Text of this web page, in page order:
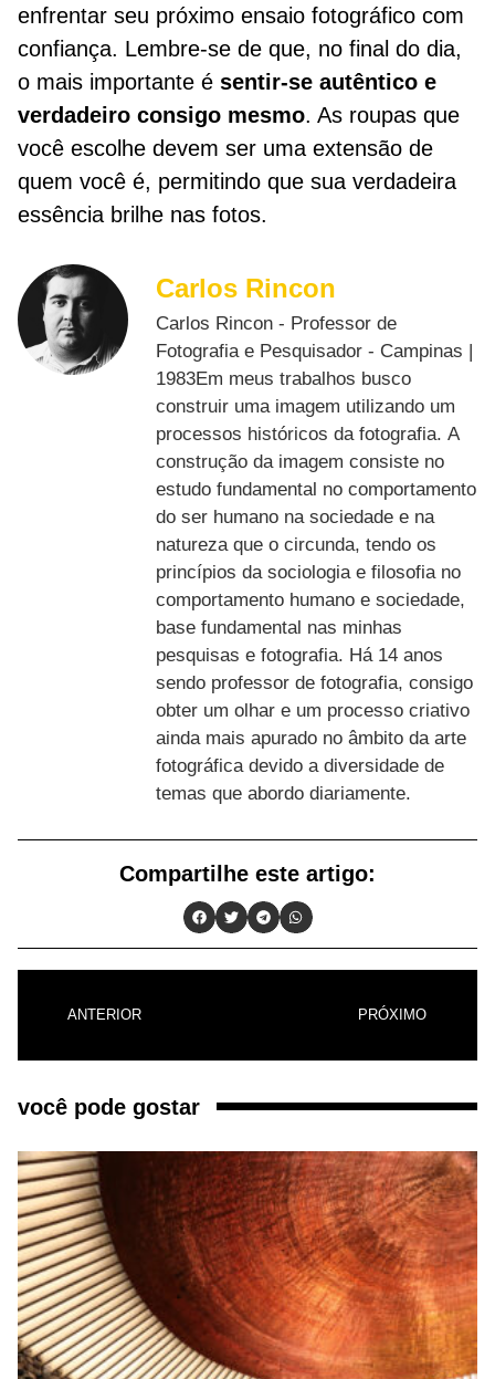
enfrentar seu próximo ensaio fotográfico com
confiança. Lembre-se de que, no final do dia,
o mais importante é sentir-se autêntico e
verdadeiro consigo mesmo. As roupas que
você escolhe devem ser uma extensão de
quem você é, permitindo que sua verdadeira
essência brilhe nas fotos.
Carlos Rincon
Carlos Rincon - Professor de
Fotografia e Pesquisador - Campinas |
1983Em meus trabalhos busco
construir uma imagem utilizando um
processos históricos da fotografia. A
construção da imagem consiste no
estudo fundamental no comportamento
do ser humano na sociedade e na
natureza que o circunda, tendo os
princípios da sociologia e filosofia no
comportamento humano e sociedade,
base fundamental nas minhas
pesquisas e fotografia. Há 14 anos
sendo professor de fotografia, consigo
obter um olhar e um processo criativo
ainda mais apurado no âmbito da arte
fotográfica devido a diversidade de
temas que abordo diariamente.
Compartilhe este artigo:
ANTERIOR PRÓXIMO
você pode gostar